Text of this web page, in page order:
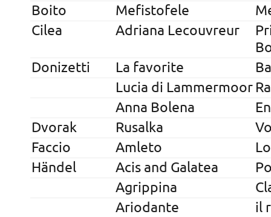
Boito
Mefistofele
Cilea
Adriana Lecouvreur
Donizetti
La favorite
Lucia di Lammermoor
Anna Bolena
Dvorak
Rusalka
Faccio
Amleto
Händel
Acis and Galatea
Agrippina
Ariodante
il